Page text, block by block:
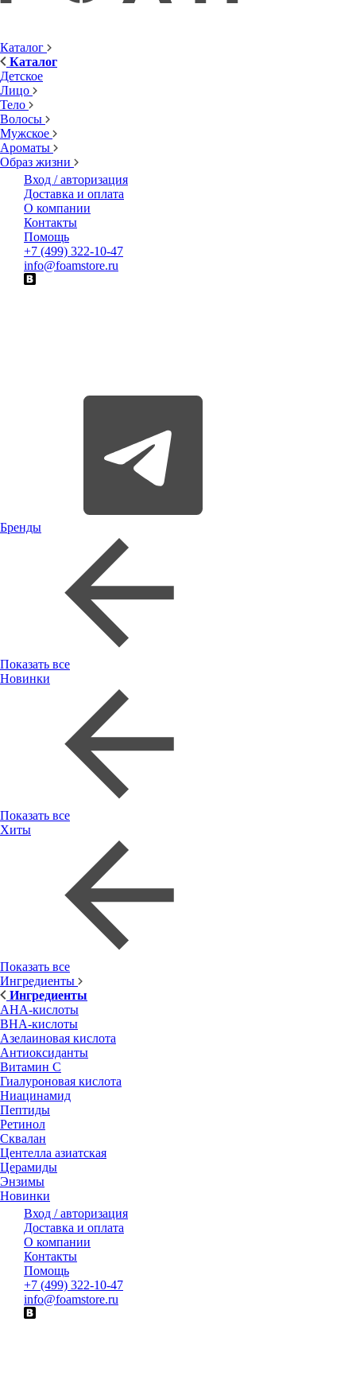
Каталог
Каталог
Детское
Лицо
Тело
Волосы
Мужское
Ароматы
Образ жизни
Вход / авторизация
Доставка и оплата
О компании
Контакты
Помощь
+7 (499) 322-10-47
info@foamstore.ru
Бренды
Показать все
Новинки
Показать все
Хиты
Показать все
Ингредиенты
Ингредиенты
AHA-кислоты
BHA-кислоты
Азелаиновая кислота
Антиоксиданты
Витамин С
Гиалуроновая кислота
Ниацинамид
Пептиды
Ретинол
Сквалан
Центелла азиатская
Церамиды
Энзимы
Новинки
Вход / авторизация
Доставка и оплата
О компании
Контакты
Помощь
+7 (499) 322-10-47
info@foamstore.ru